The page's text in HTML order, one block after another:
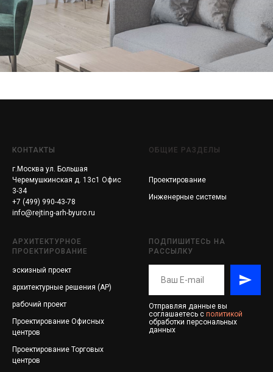
КОНТАКТЫ
г.Москва ул. Большая
Черемушкинская д. 13с1 Офис
3-34
+7 (499) 990-43-78
info@rejting-arh-byuro.ru
ОБЩИЕ РАЗДЕЛЫ
Проектирование
Инженерные системы
АРХИТЕКТУРНОЕ
ПРОЕКТИРОВАНИЕ
эскизный проект
архитектурные решения (АР)
рабочий проект
Проектирование Офисных
центров
Проектирование Торговых
центров
ПОДПИШИТЕСЬ НА
РАССЫЛКУ
Отправляя данные вы
соглашаетесь с политикой
обработки персональных
данных